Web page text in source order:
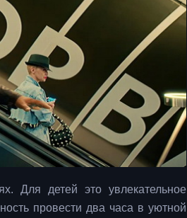
Для детей это увлекательное
провести два часа в уютной